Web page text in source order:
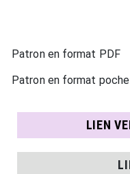
Patron en format PDF
Patron en format
LIEN